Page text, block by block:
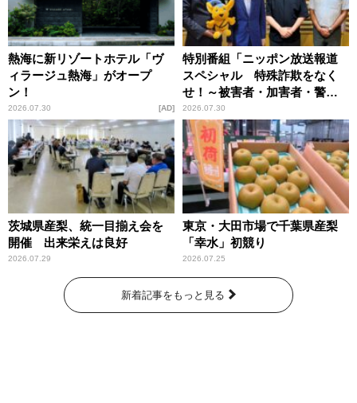
熱海に新リゾートホテル「ヴ
ィラージュ熱海」がオープ
ン！
2026.07.30 AD
特別番組「ニッポン放送報道
スペシャル 特殊詐欺をなく
せ！～被害者・加害者・警視
庁が語るトクリュウの実態
～」放送
2026.07.30
茨城県産梨、統一目揃え会を
開催 出来栄えは良好
2026.07.29
東京・大田市場で千葉県産梨
「幸水」初競り
2026.07.25
新着記事をもっと見る